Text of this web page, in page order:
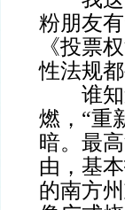
粉朋友
《投票
性法规
谁知道
燃，“重
暗。最
由，基
的南方